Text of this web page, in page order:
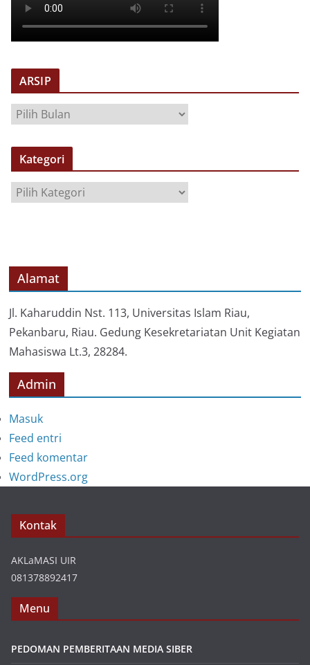
ARSIP
R
S
P
Kategori
a
r
i
Alamat
Jl. Kaharuddin Nst. 113, Universitas Islam Riau,
Pekanbaru, Riau. Gedung Kesekretariatan Unit Kegiatan
Mahasiswa Lt.3, 28284.
Admin
Masuk
Feed entri
Feed komentar
WordPress.org
Kontak
AKLaMASI UIR
081378892417
Menu
PEDOMAN PEMBERITAAN MEDIA SIBER